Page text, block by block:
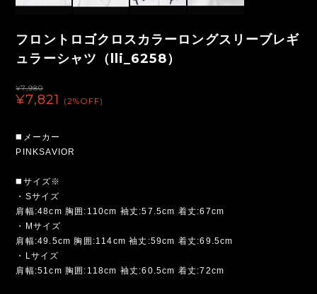
フロントロゴクロスカラーロングスリーブレギ
ュラーシャツ（lli_6258）
¥7,980
¥7,821 (2%OFF)
◼️メーカー
PINKSAVIOR
◼️サイズ※
・Sサイズ
肩幅:48cm 胸囲:110cm 袖丈:57.5cm 着丈:67cm
・Mサイズ
肩幅:49.5cm 胸囲:114cm 袖丈:59cm 着丈:69.5cm
・Lサイズ
肩幅:51cm 胸囲:118cm 袖丈:60.5cm 着丈:72cm